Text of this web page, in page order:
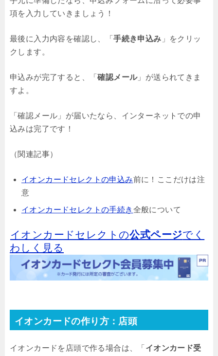
項を入力していきましょう！
最後に入力内容を確認し、「手続き申込み 」をクリッ
クします。
申込みが完了すると、「確認メール」が送られてきま
すよ。
「確認メール」が届いたなら、インターネットでの申
込みは完了です！
（関連記事）
イオンカードセレクトの申込み前に！ここだけは注
意
イオンカードセレクトの手続き 全般について
イオンカードセレクトの公式ページでく
わしく見る
イオンカードの作り方：店頭
イオンカードを店頭で作る場合は、「 イオンカード受